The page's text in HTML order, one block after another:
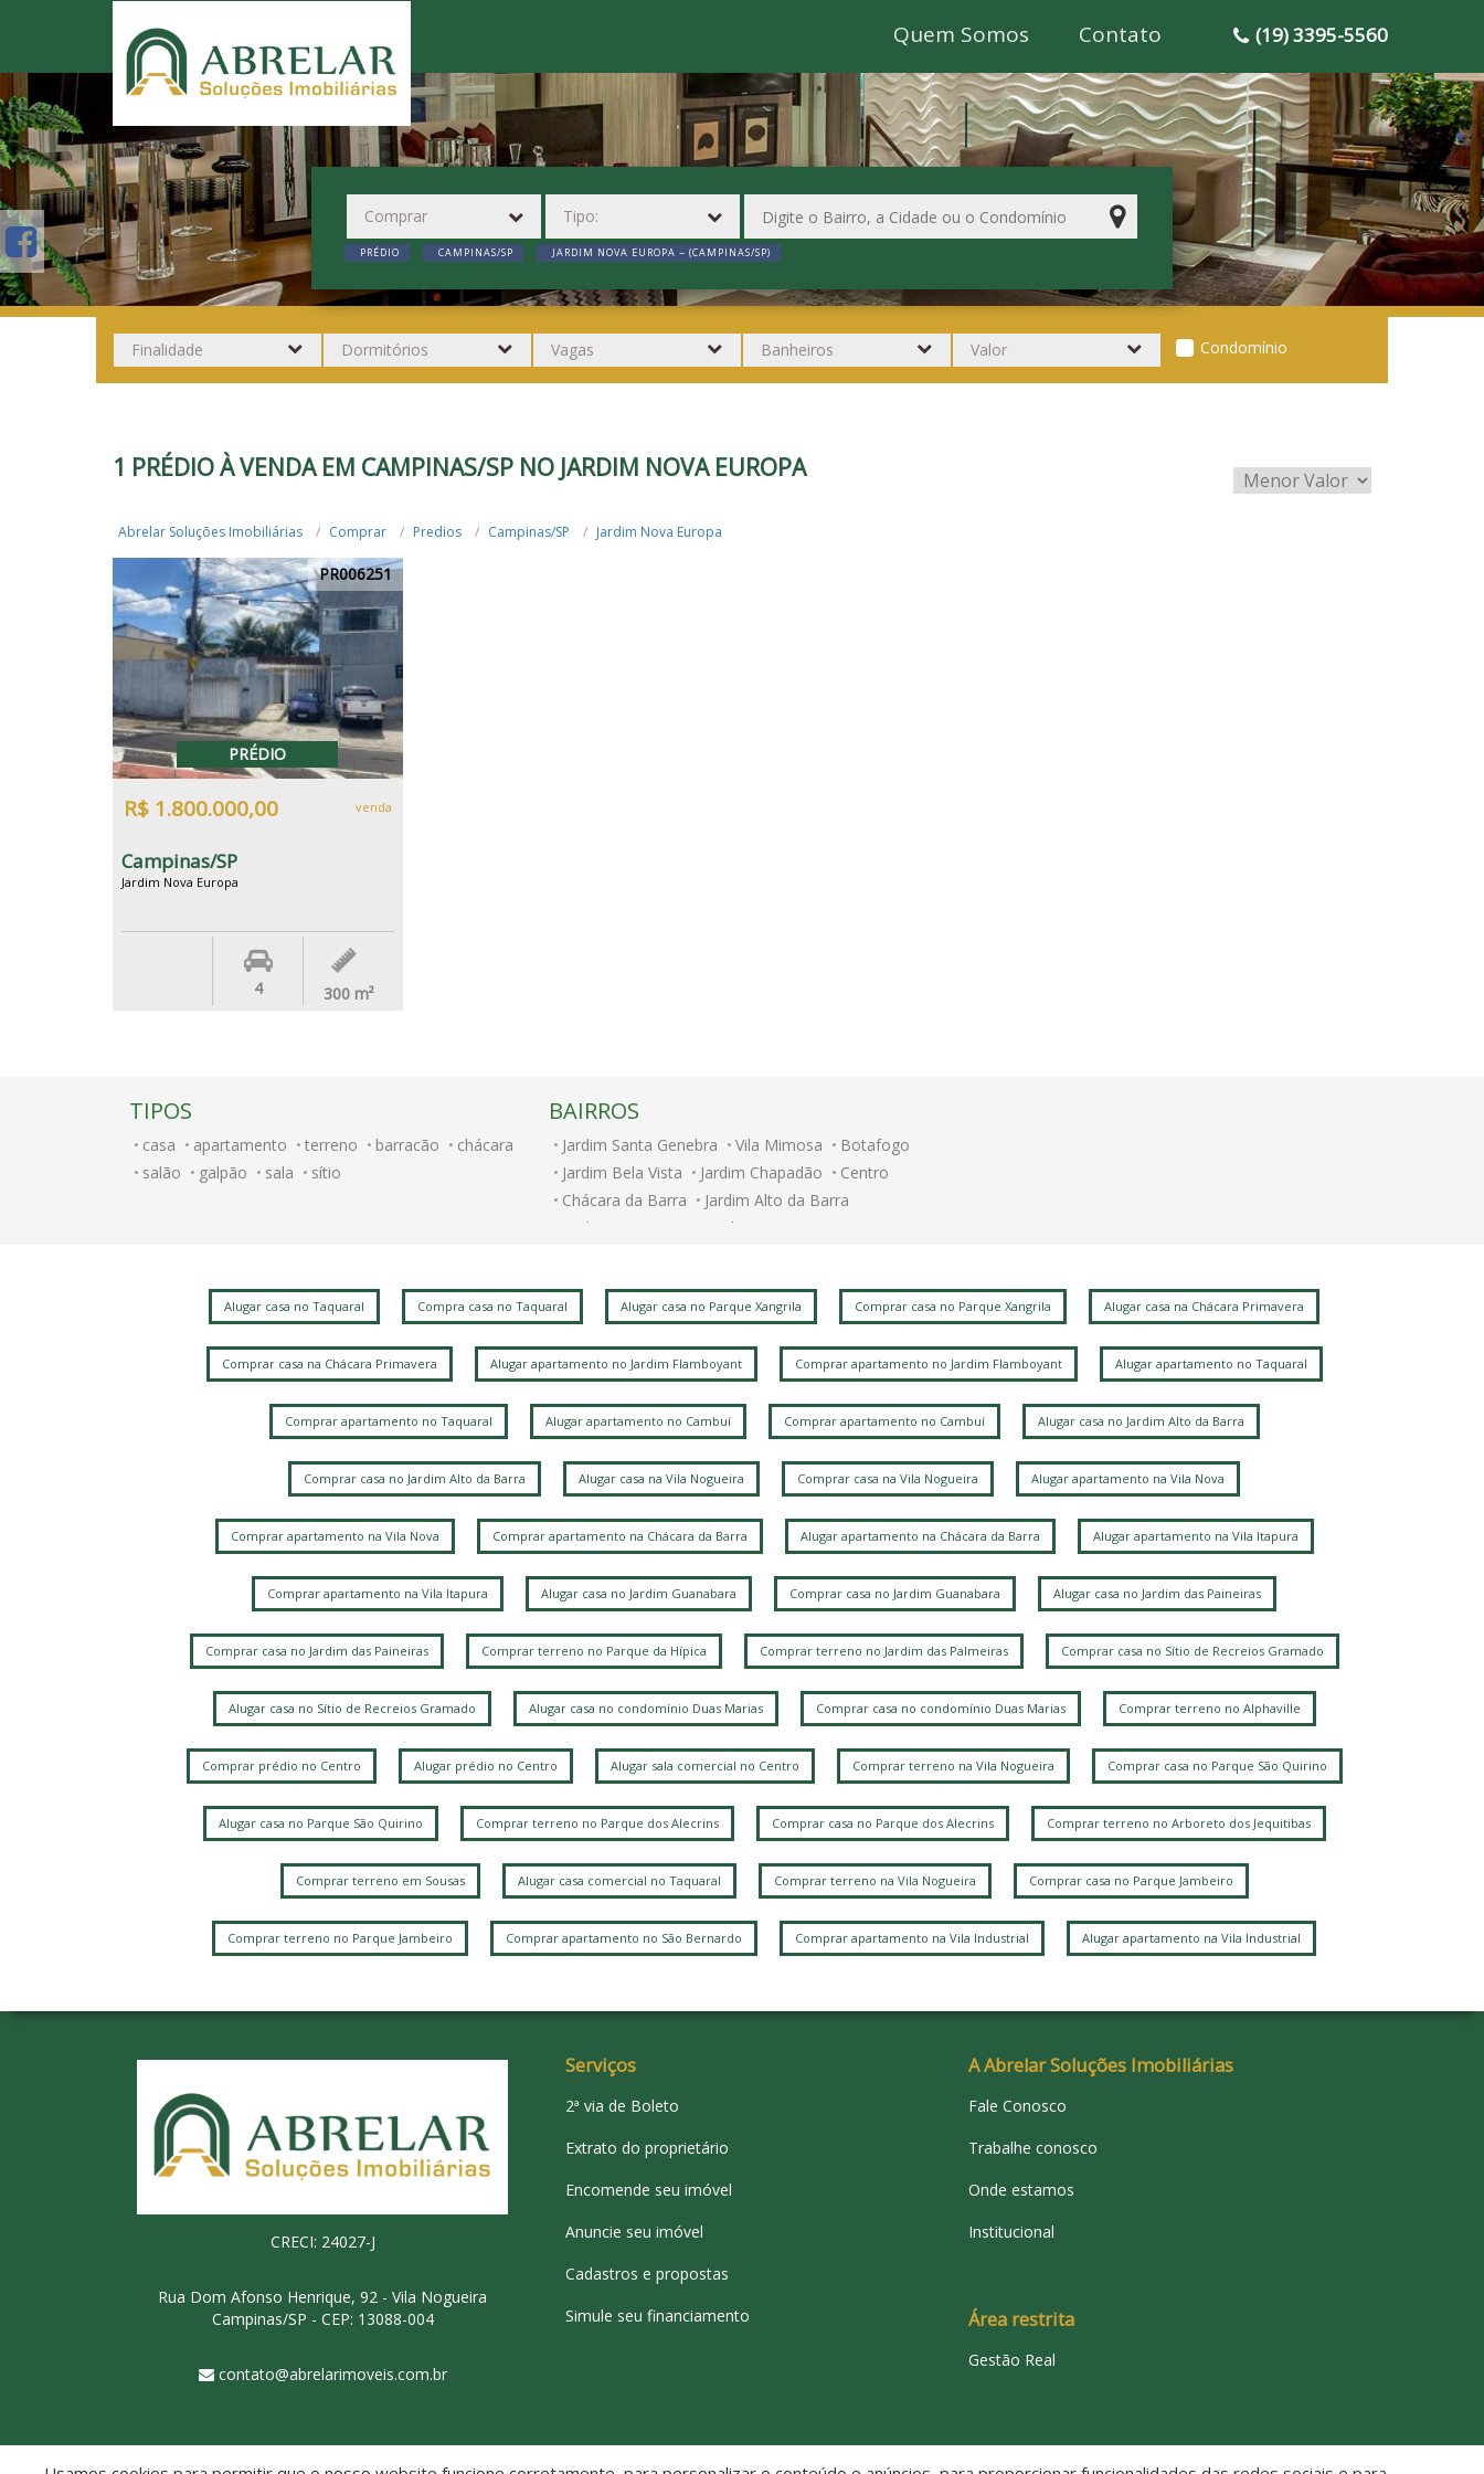
Quem Somos Contato (19) 3395-5560
PRÉDIO CAMPINAS/SP JARDIM NOVA EUROPA ~ (CAMPINAS/SP)
Condomínio
1 PRÉDIO À VENDA EM CAMPINAS/SP NO JARDIM NOVA EUROPA
Abrelar Soluções Imobiliárias Comprar Predios Campinas/SP Jardim Nova Europa
PR006251
PRÉDIO
R$ 1.800.000,00 venda
Campinas/SP
Jardim Nova Europa
4 300 m²
TIPOS
casa apartamento terreno barracão
chácara
salão
galpão sala sítio
BAIRROS
Jardim Santa Genebra Vila Mimosa
Botafogo
Jardim Bela Vista
Jardim Chapadão
Centro
Chácara da Barra
Jardim Alto da Barra
Jardim Myrian Moreira da Costa
Alugar casa no Taquaral Compra casa no Taquaral Alugar casa no Parque Xangrila Comprar casa no Parque Xangrila Alugar casa na Chácara Primavera
Comprar casa na Chácara Primavera Alugar apartamento no Jardim Flamboyant Comprar apartamento no Jardim Flamboyant Alugar apartamento no Taquaral
Comprar apartamento no Taquaral Alugar apartamento no Cambuí Comprar apartamento no Cambuí Alugar casa no Jardim Alto da Barra
Comprar casa no Jardim Alto da Barra Alugar casa na Vila Nogueira Comprar casa na Vila Nogueira Alugar apartamento na Vila Nova
Comprar apartamento na Vila Nova Comprar apartamento na Chácara da Barra Alugar apartamento na Chácara da Barra Alugar apartamento na Vila Itapura
Comprar apartamento na Vila Itapura Alugar casa no Jardim Guanabara Comprar casa no Jardim Guanabara Alugar casa no Jardim das Paineiras
Comprar casa no Jardim das Paineiras Comprar terreno no Parque da Hípica Comprar terreno no Jardim das Palmeiras Comprar casa no Sítio de Recreios Gramado
Alugar casa no Sítio de Recreios Gramado Alugar casa no condomínio Duas Marias Comprar casa no condomínio Duas Marias Comprar terreno no Alphaville
Comprar prédio no Centro Alugar prédio no Centro Alugar sala comercial no Centro Comprar terreno na Vila Nogueira Comprar casa no Parque São Quirino
Alugar casa no Parque São Quirino Comprar terreno no Parque dos Alecrins Comprar casa no Parque dos Alecrins Comprar terreno no Arboreto dos Jequitibas
Comprar terreno em Sousas Alugar casa comercial no Taquaral Comprar terreno na Vila Nogueira Comprar casa no Parque Jambeiro
Comprar terreno no Parque Jambeiro Comprar apartamento no São Bernardo Comprar apartamento na Vila Industrial Alugar apartamento na Vila Industrial
CRECI: 24027-J
Rua Dom Afonso Henrique, 92 - Vila Nogueira
Campinas/SP - CEP: 13088-004
contato@abrelarimoveis.com.br
Serviços
2ª via de Boleto
Extrato do proprietário
Encomende seu imóvel
Anuncie seu imóvel
Cadastros e propostas
Simule seu financiamento
A Abrelar Soluções Imobiliárias
Fale Conosco
Trabalhe conosco
Onde estamos
Institucional
Área restrita
Gestão Real